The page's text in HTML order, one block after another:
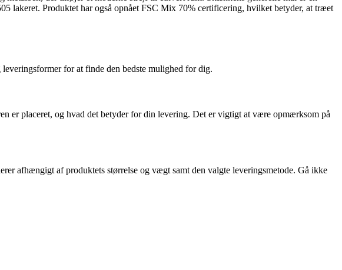
lakeret. Produktet har også opnået FSC Mix 70% certificering, hvilket betyder, at træet
for at finde den bedste mulighed for dig.
er placeret, og hvad det betyder for din levering. Det er vigtigt at være opmærksom på
afhængigt af produktets størrelse og vægt samt den valgte leveringsmetode. Gå ikke